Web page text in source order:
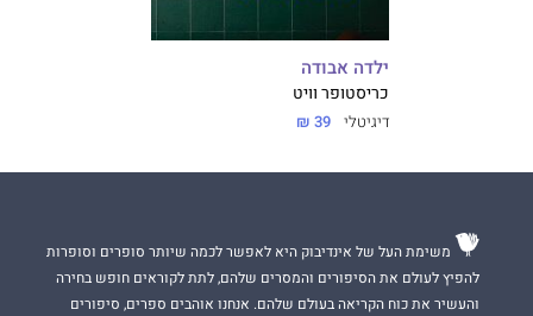
ילדה אבודה
כריסטופר וויט
דיגיטלי 39 ₪
משימת העל של אינדיבוק היא לאפשר לכמה שיותר סופרים וסופרות
להפיץ לעולם את הסיפורים והמסרים שלהם, לתת לקוראים חופש בחירה
והעשיר את כוח הקריאה בעולם שלהם. אנחנו אוהבים ספרים, סיפורים